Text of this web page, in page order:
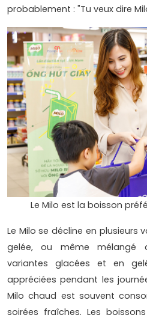
probablement : "Tu veux dire
Le Milo est la boisson
Le Milo se décline en plusieurs
gelée, ou même mélangé
variantes glacées et en
appréciées pendant les
Milo chaud est souvent
soirées fraîches. Les